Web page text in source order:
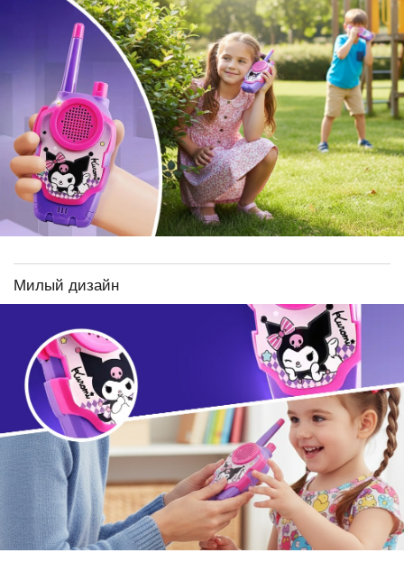
Милый дизайн